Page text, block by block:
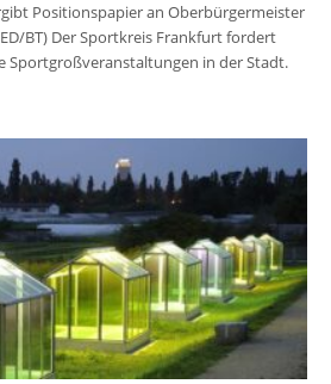
Positionspapier an Oberbürgermeister
BT) Der Sportkreis Frankfurt fordert
Sportgroßveranstaltungen in der Stadt.